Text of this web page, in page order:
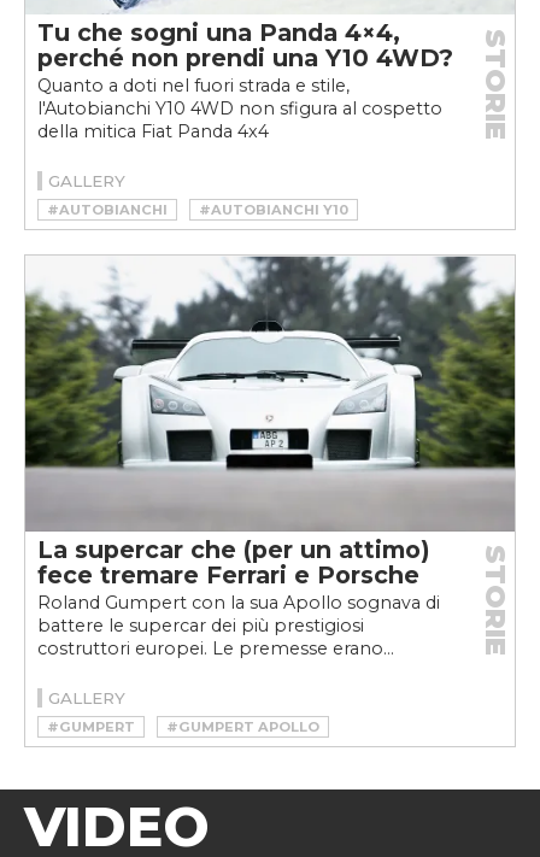
Tu che sogni una Panda 4×4,
perché non prendi una Y10 4WD?
Quanto a doti nel fuori strada e stile,
l'Autobianchi Y10 4WD non sfigura al cospetto
della mitica Fiat Panda 4x4
STORIE
GALLERY
#AUTOBIANCHI
#AUTOBIANCHI Y10
#AUTOBIANCHI Y10 4WD
La supercar che (per un attimo)
fece tremare Ferrari e Porsche
Roland Gumpert con la sua Apollo sognava di
battere le supercar dei più prestigiosi
costruttori europei. Le premesse erano...
STORIE
GALLERY
#GUMPERT #GUMPERT APOLLO
VIDEO